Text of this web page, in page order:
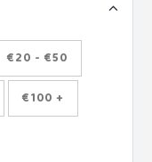
€20 - €50
€100 +